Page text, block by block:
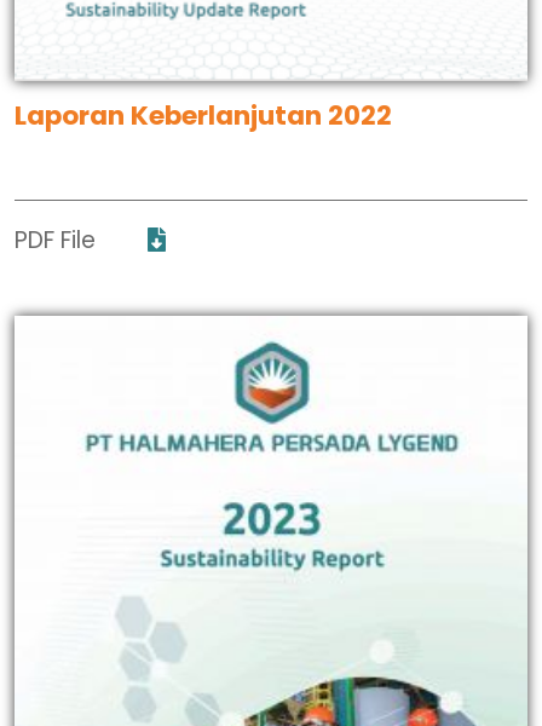
Laporan Keberlanjutan 2022
PDF File